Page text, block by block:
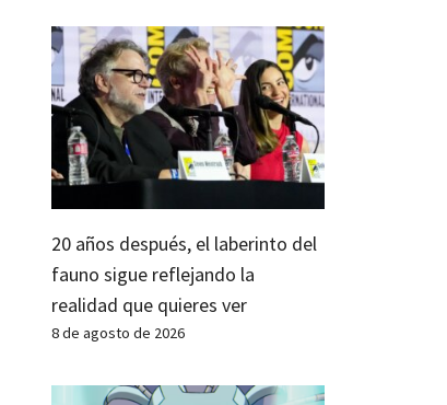
20 años después, el laberinto del
fauno sigue reflejando la
realidad que quieres ver
8 de agosto de 2026